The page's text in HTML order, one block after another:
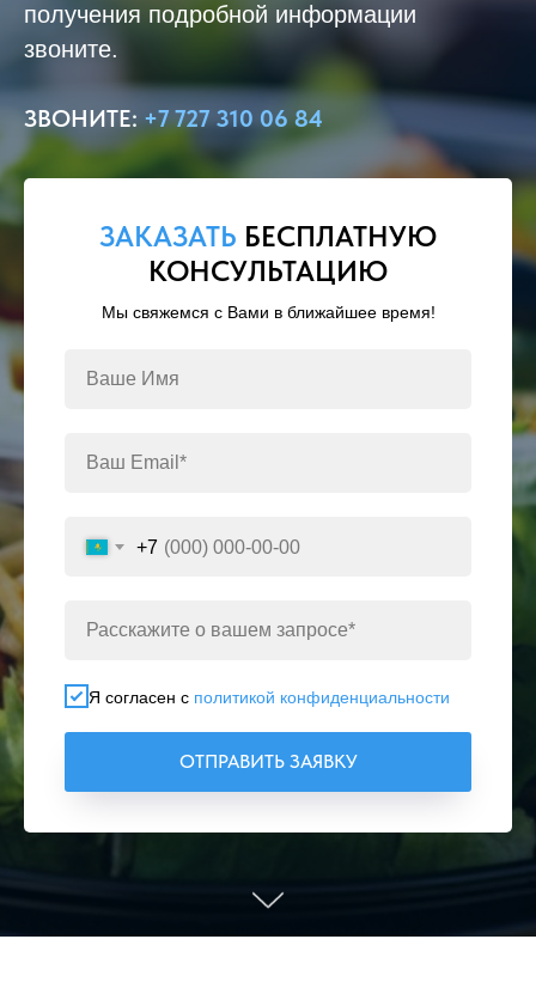
получения подробной информации
звоните.
ЗВОНИТЕ:+7 727 310 06 84
ЗАКАЗАТЬ БЕСПЛАТНУЮ
КОНСУЛЬТАЦИЮ
Мы свяжемся с Вами в ближайшее время!
+7
Я согласен с политикой конфиденциальности
ОТПРАВИТЬ ЗАЯВКУ